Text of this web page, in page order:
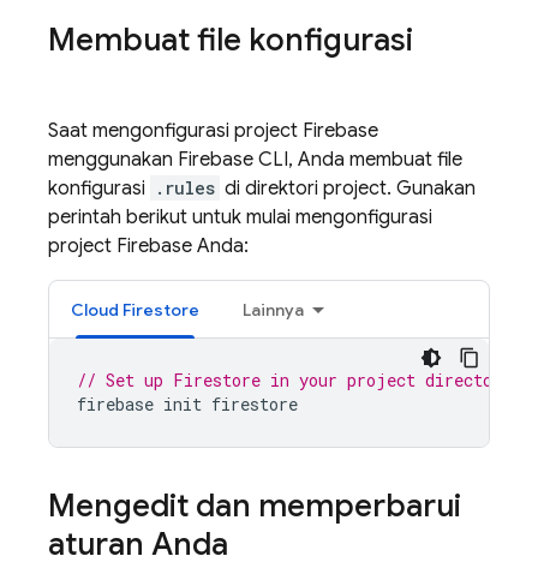
Membuat file konfigurasi
Saat mengonfigurasi project Firebase
menggunakan Firebase CLI, Anda membuat file
konfigurasi
.rules di direktori project. Gunakan
perintah berikut untuk mulai mengonfigurasi
project Firebase Anda:
Cloud Firestore Lainnya
// Set up Firestore in your project directory,
firebase init firestore
Mengedit dan memperbarui
aturan Anda